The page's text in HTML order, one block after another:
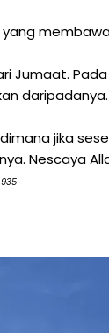
yang
Jumaat.
daripadanya.
jika
Nescaya